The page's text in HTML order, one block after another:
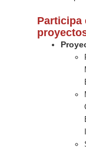
Participa